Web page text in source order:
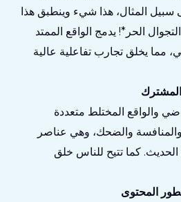
سبيل المثال، هذا شيء وينطبق هذا
الحر*! يدمج الواقع الممتد
مما يخلق تجارب تفاعلية عالية
والواقع المختلط متعددة
والمنافسة والضحك، وهي عناصر
كما تتيح للناس خلق
المحتوى